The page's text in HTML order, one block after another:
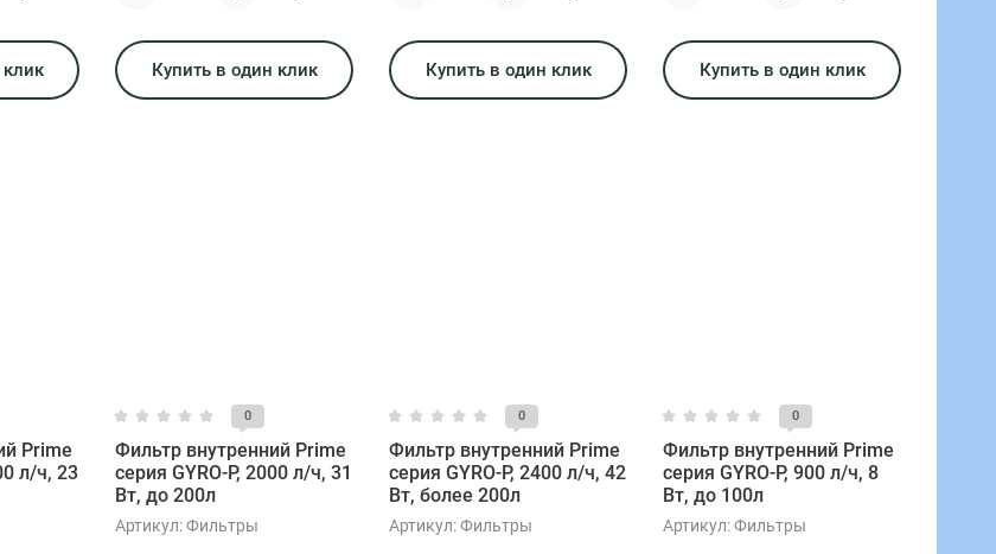
Купить в один клик Купить в один клик Купить в один клик
Prime
л/ч, 23
0
Фильтр внутренний Prime
серия GYRO-P, 2000 л/ч, 31
Вт, до 200л
Артикул:Фильтры
0
Фильтр внутренний Prime
серия GYRO-P, 2400 л/ч, 42
Вт, более 200л
Артикул:Фильтры
0
Фильтр внутренний Prime
серия GYRO-P, 900 л/ч, 8
Вт, до 100л
Артикул:Фильтры